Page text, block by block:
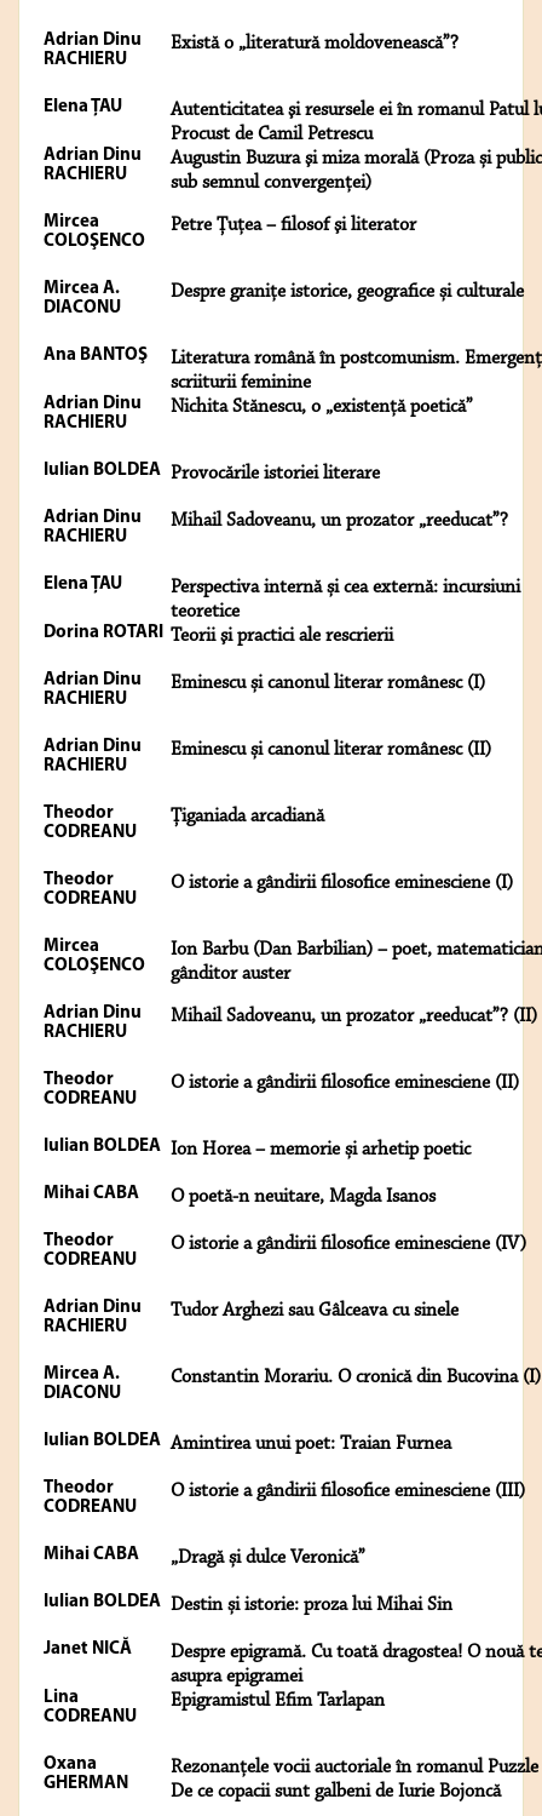
Adrian Dinu
RACHIERU
Există o „literatură moldovenească”?
Elena ŢAU
Autenticitatea şi resursele ei în romanul Patul
Procust de Camil Petrescu
Adrian Dinu
RACHIERU
Augustin Buzura şi miza morală (Proza și
sub semnul convergenței)
Mircea
COLOŞENCO
Petre Țuţea – filosof şi literator
Mircea A.
DIACONU
Despre granițe istorice, geografice și culturale
Ana BANTOŞ
Literatura română în postcomunism.
scriiturii feminine
Adrian Dinu
RACHIERU
Nichita Stănescu, o „existență poetică”
Iulian BOLDEA Provocările istoriei literare
Adrian Dinu
RACHIERU
Mihail Sadoveanu, un prozator „reeducat”?
Elena ŢAU
Perspectiva internă și cea externă: incursiuni
teoretice
Dorina ROTARI Teorii şi practici ale rescrierii
Adrian Dinu
RACHIERU
Eminescu și canonul literar românesc (I)
Adrian Dinu
RACHIERU
Eminescu și canonul literar românesc (II)
Theodor
CODREANU
Țiganiada arcadiană
Theodor
CODREANU
O istorie a gândirii filosofice eminesciene (I)
Mircea
COLOŞENCO
Ion Barbu (Dan Barbilian) – poet,
gânditor auster
Adrian Dinu
RACHIERU
Mihail Sadoveanu, un prozator „reeducat”? (II)
Theodor
CODREANU
O istorie a gândirii filosofice eminesciene (II)
Iulian BOLDEA Ion Horea – memorie și arhetip poetic
Mihai CABA O poetă-n neuitare, Magda Isanos
Theodor
CODREANU
O istorie a gândirii filosofice eminesciene (IV)
Adrian Dinu
RACHIERU
Tudor Arghezi sau Gâlceava cu sinele
Mircea A.
DIACONU
Constantin Morariu. O cronică din Bucovina (I)
Iulian BOLDEA Amintirea unui poet: Traian Furnea
Theodor
CODREANU
O istorie a gândirii filosofice eminesciene (III)
Mihai CABA „Dragă și dulce Veronică”
Iulian BOLDEA Destin și istorie: proza lui Mihai Sin
Janet NICĂ
Despre epigramă. Cu toată dragostea! O nouă
asupra epigramei
Lina
CODREANU
Epigramistul Efim Tarlapan
Oxana
GHERMAN
Rezonanțele vocii auctoriale în romanul Puzzle
De ce copacii sunt galbeni de Iurie Bojoncă